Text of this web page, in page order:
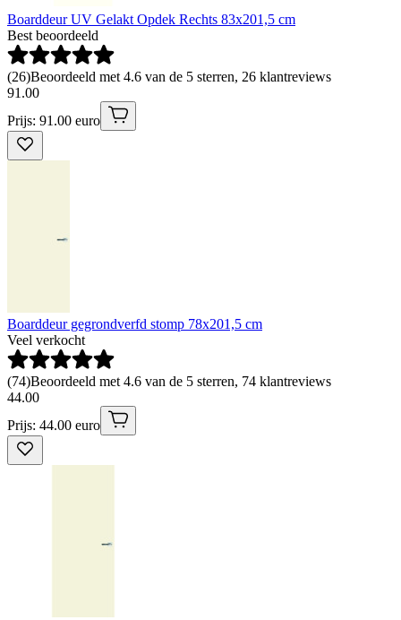
Boarddeur UV Gelakt Opdek Rechts 83x201,5 cm
Best beoordeeld
(26)Beoordeeld met 4.6 van de 5 sterren, 26 klantreviews
91 .00
Prijs: 91.00 euro
Boarddeur gegrondverfd stomp 78x201,5 cm
Veel verkocht
(74)Beoordeeld met 4.6 van de 5 sterren, 74 klantreviews
44.00
Prijs: 44.00 euro